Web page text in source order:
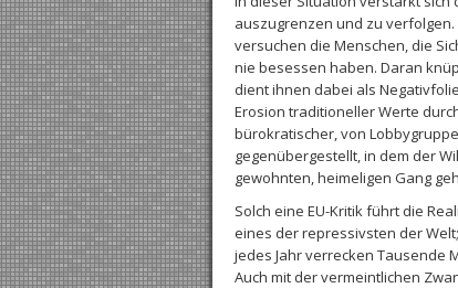
auszugrenzen und zu
versuchen die Menschen, die
nie besessen haben. Daran
dient ihnen dabei als
Erosion traditioneller Werte
bürokratischer, von
gegenübergestellt, in dem der
gewohnten, heimeligen Gang
Solch eine EU-Kritik führt die
eines der repressivsten der
jedes Jahr verrecken Tausende
Auch mit der vermeintlichen